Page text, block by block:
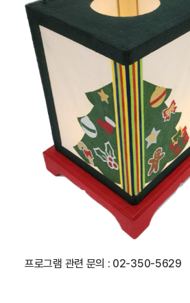
프로그램 관련 문의 : 02-350-5629